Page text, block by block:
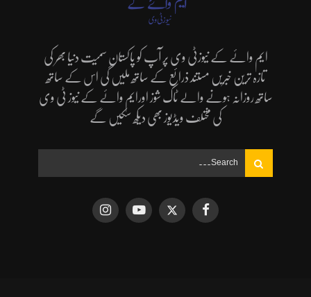
ایم وائے کے نیوزٹی وی پر آپ کو پاکستان سمیت دنیا بھر کی
تازہ ترین خبریں مستند ذرائع کے ساتھ ملیں گی اس کے ساتھ
ساتھ روزانہ ہونے والے ٹاک شوز اورایم وائے کے نیوز ٹی وی
کی مختلف ویڈیوز بھی دیکھ سکیں گے